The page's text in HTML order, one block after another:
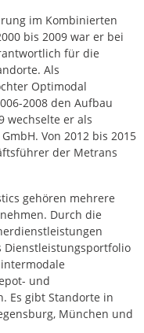
im Kombinierten
bis 2009 war er bei
für die
Als
Optimodal
2008 den Aufbau
wechselte er als
Von 2012 bis 2015
der Metrans
gehören mehrere
Durch die
Dienstleistungsportfolio
und
Es gibt Standorte in
München und